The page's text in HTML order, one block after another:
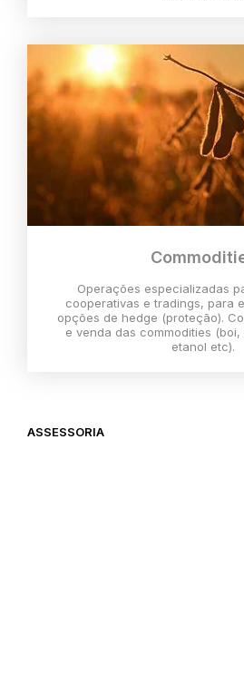
Operações especializadas
cooperativas e tradings, para
opções de hedge (proteção).
e venda das commodities
etanol etc).
ASSESSORIA